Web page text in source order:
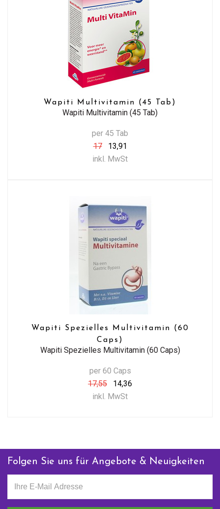
Wapiti Multivitamin (45 Tab)
Wapiti Multivitamin (45 Tab)
per 45 Tab
17
13,91
inkl. MwSt
Wapiti Spezielles Multivitamin (60
Caps)
Wapiti Spezielles Multivitamin (60 Caps)
per 60 Caps
17,55
14,36
inkl. MwSt
Folgen Sie uns für Angebote & Neuigkeiten